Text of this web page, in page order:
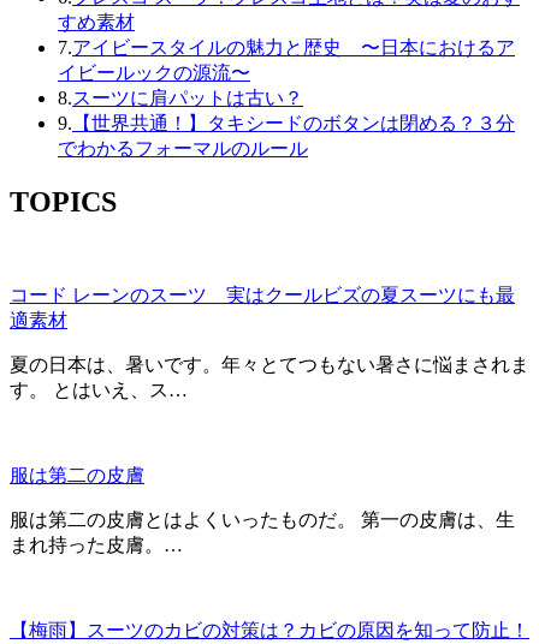
すめ素材
7.アイビースタイルの魅力と歴史 〜日本におけるア
イビールックの源流〜
8.スーツに肩パットは古い？
9. 【世界共通！】タキシードのボタンは閉める？３分
でわかるフォーマルのルール
TOPICS
コード レーンのスーツ 実はクールビズの夏スーツにも最
適素材
夏の日本は、暑いです。年々とてつもない暑さに悩まされま
す。 とはいえ、ス…
服は第二の皮膚
服は第二の皮膚とはよくいったものだ。 第一の皮膚は、生
まれ持った皮膚。…
【梅雨】スーツのカビの対策は？カビの原因を知って防止！